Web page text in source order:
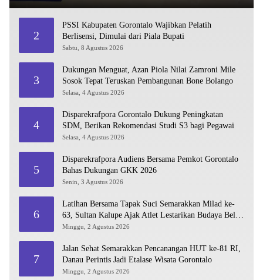
2
PSSI Kabupaten Gorontalo Wajibkan Pelatih
Berlisensi, Dimulai dari Piala Bupati
Sabtu, 8 Agustus 2026
3
Dukungan Menguat, Azan Piola Nilai Zamroni Mile
Sosok Tepat Teruskan Pembangunan Bone Bolango
Selasa, 4 Agustus 2026
4
Disparekrafpora Gorontalo Dukung Peningkatan
SDM, Berikan Rekomendasi Studi S3 bagi Pegawai
Selasa, 4 Agustus 2026
5
Disparekrafpora Audiens Bersama Pemkot Gorontalo
Bahas Dukungan GKK 2026
Senin, 3 Agustus 2026
6
Latihan Bersama Tapak Suci Semarakkan Milad ke-
63, Sultan Kalupe Ajak Atlet Lestarikan Budaya Bela
Diri
Minggu, 2 Agustus 2026
7
Jalan Sehat Semarakkan Pencanangan HUT ke-81 RI,
Danau Perintis Jadi Etalase Wisata Gorontalo
Minggu, 2 Agustus 2026